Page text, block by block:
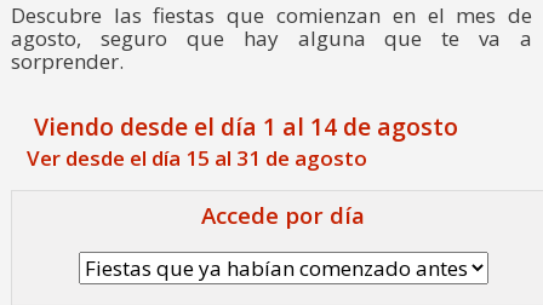
Descubre las fiestas que comienzan en el mes de
agosto, seguro que hay alguna que te va a
sorprender.
Viendo desde el día 1 al 14 de agosto
Ver desde el día 15 al 31 de agosto
Accede por día